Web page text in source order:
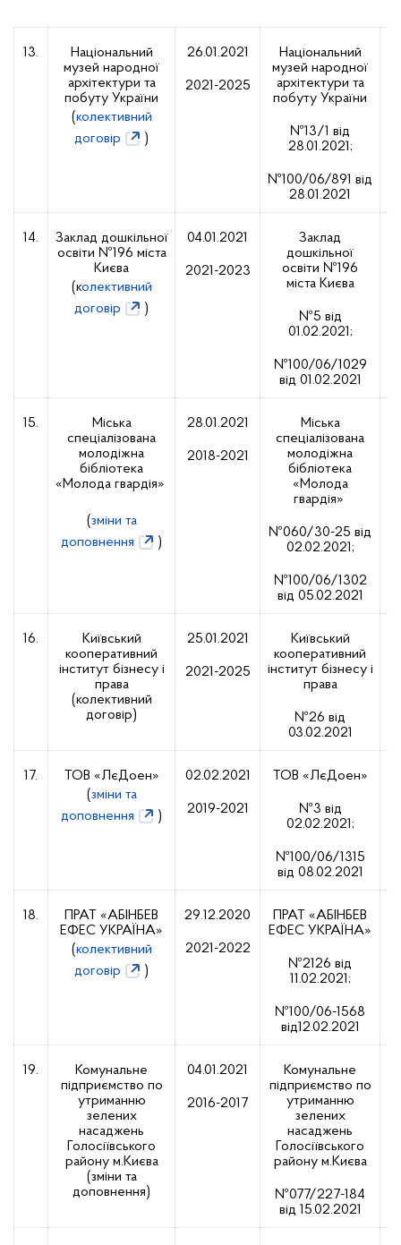
13.
Національний
музей народної
архітектури та
побуту України
(колективний
договір
)
26.01.2021
2021-2025
Національний
музей народної
архітектури та
побуту України
№13/1 від
28.01.2021;
№100/06/891 від
28.01.2021
14.
Заклад дошкільної
освіти №196 міста
Києва
(колективний
договір
)
04.01.2021
2021-2023
Заклад
дошкільної
освіти №196
міста Києва
№5 від
01.02.2021;
№100/06/1029
від 01.02.2021
15.
Міська
спеціалізована
молодіжна
бібліотека
«Молода гвардія»
(зміни та
доповнення
)
28.01.2021
2018-2021
Міська
спеціалізована
молодіжна
бібліотека
«Молода
гвардія»
№060/30-25 від
02.02.2021;
№100/06/1302
від 05.02.2021
16.
Київський
кооперативний
інститут бізнесу і
права
(колективний
договір)
25.01.2021
2021-2025
Київський
кооперативний
інститут бізнесу і
права
№26 від
03.02.2021
17.
ТОВ «ЛєДоен»
(зміни та
доповнення
)
02.02.2021
2019-2021
ТОВ «ЛєДоен»
№3 від
02.02.2021;
№100/06/1315
від 08.02.2021
18.
ПРАТ «АБІНБЕВ
ЕФЕС УКРАЇНА»
(колективний
договір
)
29.12.2020
2021-2022
ПРАТ «АБІНБЕВ
ЕФЕС УКРАЇНА»
№2126 від
11.02.2021;
№100/06-1568
від12.02.2021
19.
Комунальне
підприємство по
утриманню
зелених
насаджень
Голосіївського
району м.Києва
(зміни та
доповнення)
04.01.2021
2016-2017
Комунальне
підприємство по
утриманню
зелених
насаджень
Голосіївського
району м.Києва
№077/227-184
від 15.02.2021